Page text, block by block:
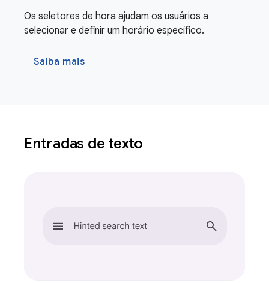
Os seletores de hora ajudam os usuários a
selecionar e definir um horário específico.
Saiba mais
Entradas de texto